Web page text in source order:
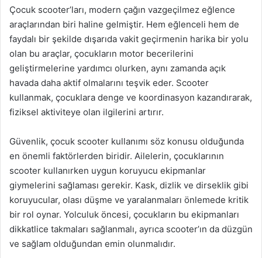
Çocuk scooter’ları, modern çağın vazgeçilmez eğlence
araçlarından biri haline gelmiştir. Hem eğlenceli hem de
faydalı bir şekilde dışarıda vakit geçirmenin harika bir yolu
olan bu araçlar, çocukların motor becerilerini
geliştirmelerine yardımcı olurken, aynı zamanda açık
havada daha aktif olmalarını teşvik eder. Scooter
kullanmak, çocuklara denge ve koordinasyon kazandırarak,
fiziksel aktiviteye olan ilgilerini artırır.
Güvenlik, çocuk scooter kullanımı söz konusu olduğunda
en önemli faktörlerden biridir. Ailelerin, çocuklarının
scooter kullanırken uygun koruyucu ekipmanlar
giymelerini sağlaması gerekir. Kask, dizlik ve dirseklik gibi
koruyucular, olası düşme ve yaralanmaları önlemede kritik
bir rol oynar. Yolculuk öncesi, çocukların bu ekipmanları
dikkatlice takmaları sağlanmalı, ayrıca scooter’ın da düzgün
ve sağlam olduğundan emin olunmalıdır.